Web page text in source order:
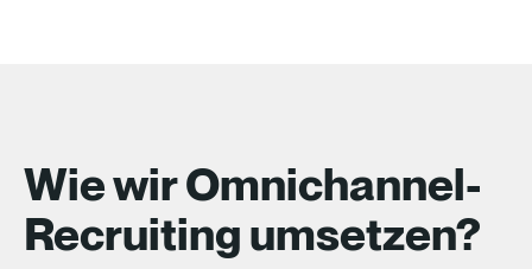
Wie wir Omnichannel-
Recruiting umsetzen?